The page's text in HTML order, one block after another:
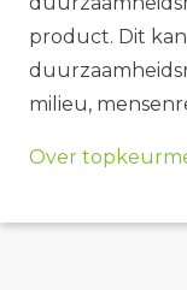
product. Dit
milieu,
Over